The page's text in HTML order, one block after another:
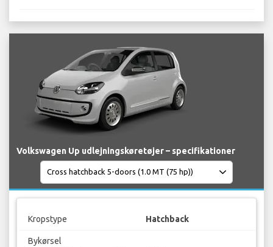
Volkswagen Up udlejningskøretøjer – specifikationer
Kropstype Hatchback
Bykørsel